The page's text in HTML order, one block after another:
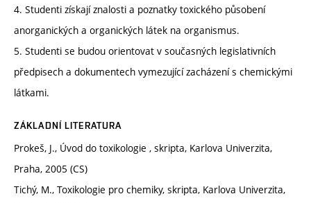
4. Studenti získají znalosti a poznatky toxického působení
anorganických a organických látek na organismus.
5. Studenti se budou orientovat v současných legislativních
předpisech a dokumentech vymezující zacházení s chemickými
látkami.
ZÁKLADNÍ LITERATURA
Prokeš, J., Úvod do toxikologie , skripta, Karlova Univerzita,
Praha, 2005 (CS)
Tichý, M., Toxikologie pro chemiky, skripta, Karlova Univerzita,